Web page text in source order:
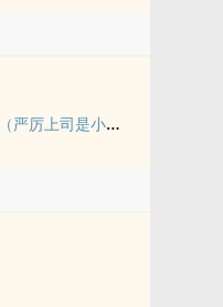
【纯百】折翼（严厉上司是小鸟）